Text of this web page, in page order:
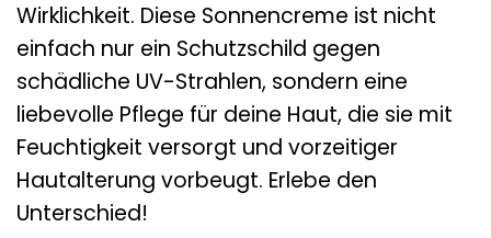
Wirklichkeit. Diese Sonnencreme ist nicht
einfach nur ein Schutzschild gegen
schädliche UV-Strahlen, sondern eine
liebevolle Pflege für deine Haut, die sie mit
Feuchtigkeit versorgt und vorzeitiger
Hautalterung vorbeugt. Erlebe den
Unterschied!